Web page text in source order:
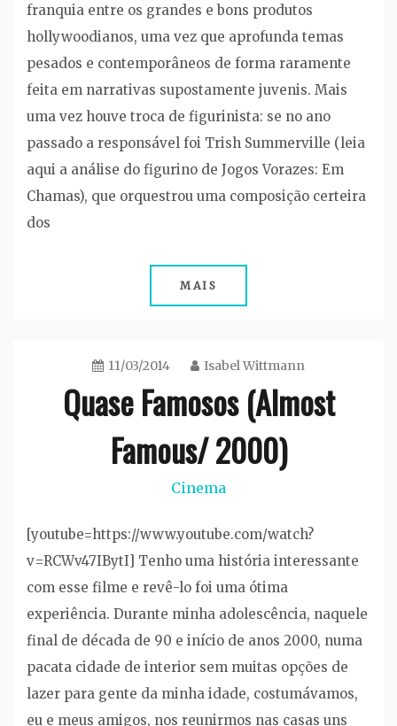
franquia entre os grandes e bons produtos
hollywoodianos, uma vez que aprofunda temas
pesados e contemporâneos de forma raramente
feita em narrativas supostamente juvenis. Mais
uma vez houve troca de figurinista: se no ano
passado a responsável foi Trish Summerville (leia
aqui a análise do figurino de Jogos Vorazes: Em
Chamas), que orquestrou uma composição certeira
dos
MAIS
11/03/2014 Isabel Wittmann
Quase Famosos (Almost
Famous/ 2000)
Cinema
[youtube=https://www.youtube.com/watch?
v=RCWv47IBytI] Tenho uma história interessante
com esse filme e revê-lo foi uma ótima
experiência. Durante minha adolescência, naquele
final de década de 90 e início de anos 2000, numa
pacata cidade de interior sem muitas opções de
lazer para gente da minha idade, costumávamos,
eu e meus amigos, nos reunirmos nas casas uns